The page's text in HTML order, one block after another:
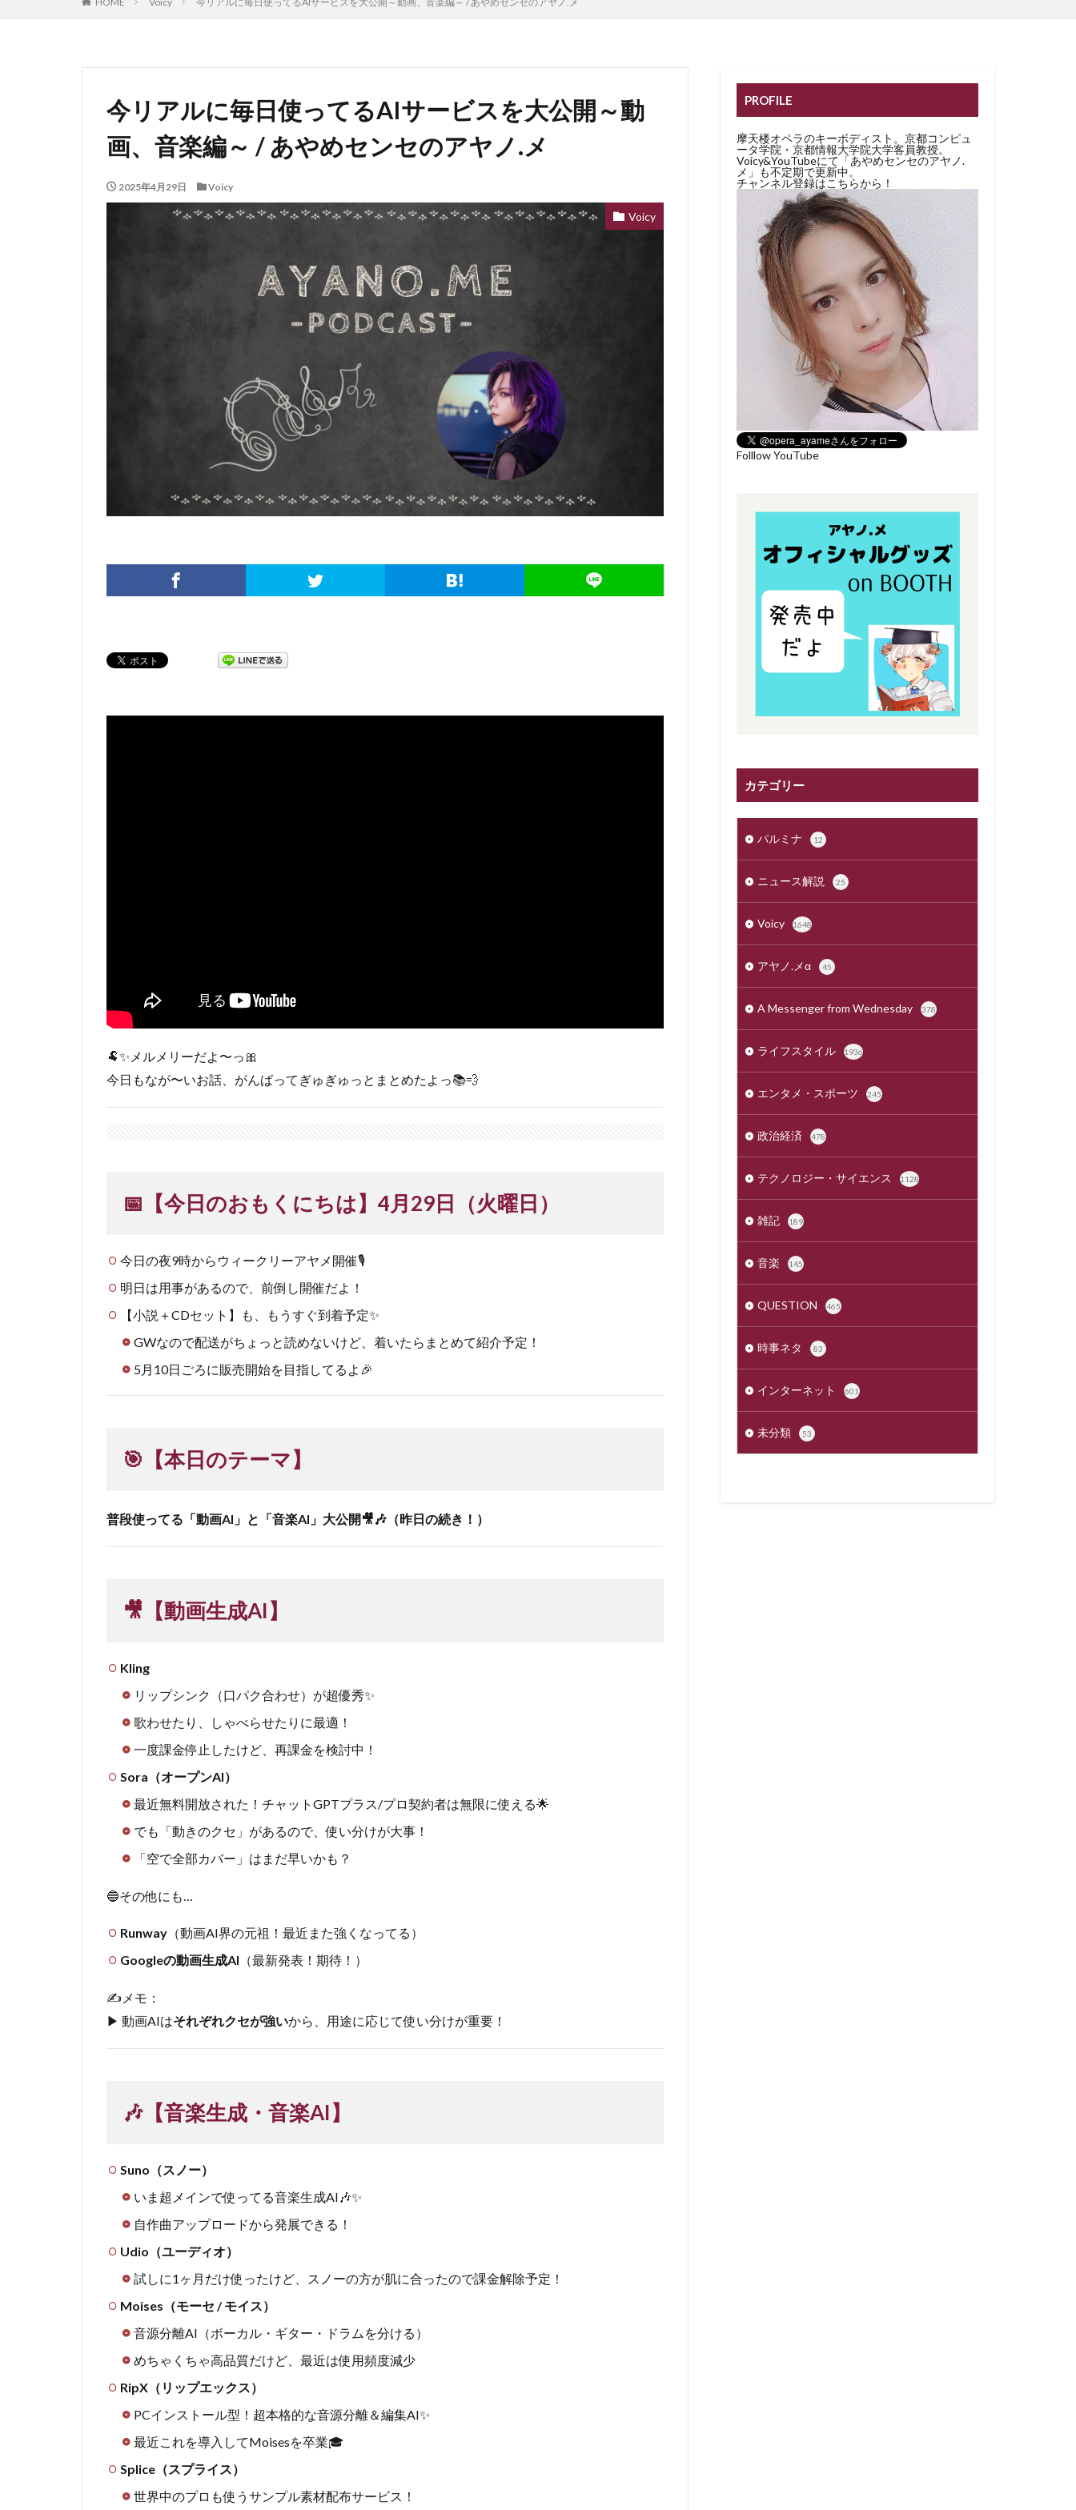
今リアルに毎日使ってるAIサービスを大公開～動
画、音楽編～ / あやめセンセのアヤノ.メ
2025年4月29日 Voicy
Voicy
🐏✨メルメリーだよ〜っ🎀
今日もなが〜いお話、がんばってぎゅぎゅっとまとめたよっ📚💨
📅【今日のおもくにちは】4月29日（火曜日）
今日の夜9時からウィークリーアヤメ開催🎙️
明日は用事があるので、前倒し開催だよ！
【小説＋CDセット】も、もうすぐ到着予定✨
GWなので配送がちょっと読めないけど、着いたらまとめて紹介予定！
5月10日ごろに販売開始を目指してるよ🎉
🎯【本日のテーマ】
普段使ってる「動画AI」と「音楽AI」大公開🎥🎶（昨日の続き！）
🎥【動画生成AI】
Kling
リップシンク（口パク合わせ）が超優秀✨
歌わせたり、しゃべらせたりに最適！
一度課金停止したけど、再課金を検討中！
Sora（オープンAI）
最近無料開放された！チャットGPTプラス/プロ契約者は無限に使える🌟
でも「動きのクセ」があるので、使い分けが大事！
「空で全部カバー」はまだ早いかも？
🔵その他にも…
Runway （動画AI界の元祖！最近また強くなってる）
Googleの動画生成AI （最新発表！期待！）
✍️メモ：
▶︎ 動画AIはそれぞれクセが強いから、用途に応じて使い分けが重要！
🎶【音楽生成・音楽AI】
Suno（スノー）
いま超メインで使ってる音楽生成AI🎶✨
自作曲アップロードから発展できる！
Udio（ユーディオ）
試しに1ヶ月だけ使ったけど、スノーの方が肌に合ったので課金解除予定！
Moises（モーセ / モイス）
音源分離AI（ボーカル・ギター・ドラムを分ける）
めちゃくちゃ高品質だけど、最近は使用頻度減少
RipX（リップエックス）
PCインストール型！超本格的な音源分離＆編集AI✨
最近これを導入してMoisesを卒業🎓
Splice（スプライス）
世界中のプロも使うサンプル素材配布サービス！
PROFILE
摩天楼オペラのキーボディスト。京都コンピュ
ータ学院・京都情報大学院大学客員教授。
Voicy&YouTubeにて「あやめセンセのアヤノ.
メ」も不定期で更新中。
チャンネル登録はこちらから！
Folllow YouTube
カテゴリー
パルミナ 12
ニュース解説 25
Voicy 1648
アヤノ.メα 45
A Messenger from Wednesday 378
ライフスタイル 1936
エンタメ・スポーツ 245
政治経済 478
テクノロジー・サイエンス 1128
雑記 189
音楽 145
QUESTION 465
時事ネタ 83
インターネット 601
未分類 53